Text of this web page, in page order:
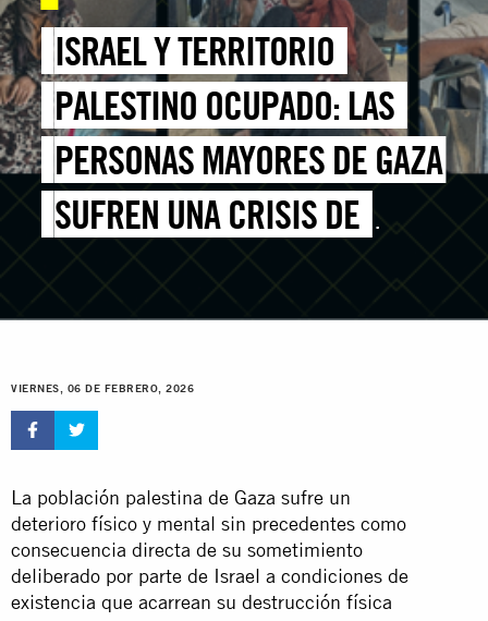
ISRAEL Y TERRITORIO
PALESTINO OCUPADO: LAS
PERSONAS MAYORES DE GAZA
SUFREN UNA CRISIS DE
SALUD FÍSICA Y MENTAL
DESATENDIDA EN EL
CONTEXTO DEL BLOQUEO
CONTINUO DE ISRAEL A LA
AYUDA Y LOS MEDICAMENTOS
ESENCIALES – NUEVA
INVESTIGACIÓN
VIERNES, 06 DE FEBRERO, 2026
La población palestina de Gaza sufre un
deterioro físico y mental sin precedentes como
consecuencia directa de su sometimiento
deliberado por parte de Israel a condiciones de
existencia que acarrean su destrucción física